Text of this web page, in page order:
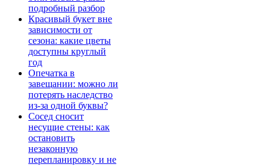
подробный разбор
Красивый букет вне
зависимости от
сезона: какие цветы
доступны круглый
год
Опечатка в
завещании: можно ли
потерять наследство
из-за одной буквы?
Сосед сносит
несущие стены: как
остановить
незаконную
перепланировку и не